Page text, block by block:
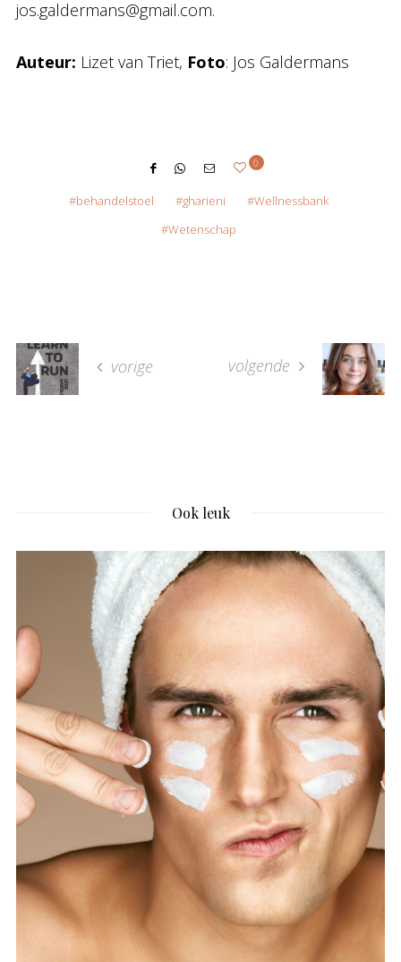
jos.galdermans@gmail.com.
Auteur: Lizet van Triet, Foto: Jos Galdermans
0
behandelstoel gharieni
Wellnessbank
Wetenschap
vorige volgende
Ook leuk